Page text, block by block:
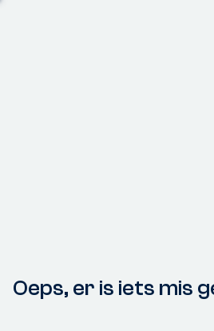
Oeps, er is iets mis